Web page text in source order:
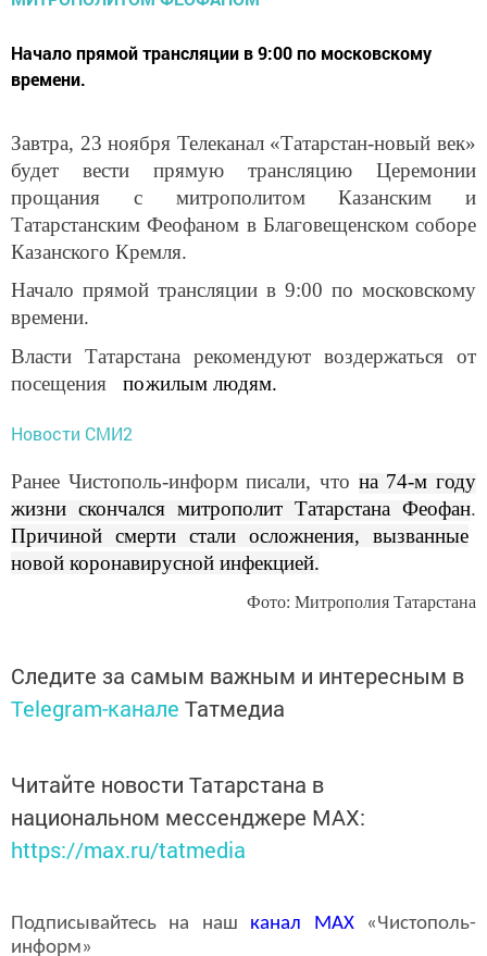
Начало прямой трансляции в 9:00 по московскому
времени.
Завтра, 23 ноября Телеканал «Татарстан-новый век»
будет вести прямую трансляцию Церемонии
прощания с митрополитом Казанским и
Татарстанским Феофаном в Благовещенском соборе
Казанского Кремля.
Начало прямой трансляции в 9:00 по московскому
времени.
Власти Татарстана рекомендуют воздержаться от
посещения
пожилым людям.
Новости СМИ2
Ранее Чистополь-информ писали, что на 74-м году
жизни скончался митрополит Татарстана Феофан.
Причиной смерти стали осложнения, вызванные
новой коронавирусной инфекцией.
Фото: Митрополия Татарстана
Следите за самым важным и интересным в
Telegram-канале Татмедиа
Читайте новости Татарстана в
национальном мессенджере MАХ:
https://max.ru/tatmedia
Подписывайтесь на наш канал MAX«Чистополь-
информ»